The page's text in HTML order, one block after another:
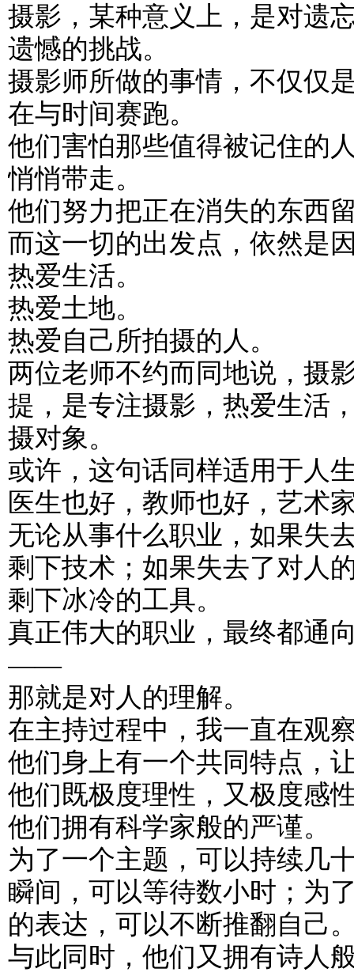
摄影，某种意义上，是对遗
遗憾的挑战。
摄影师所做的事情，不仅仅
在与时间赛跑。
他们害怕那些值得被记住的
悄悄带走。
他们努力把正在消失的东西
而这一切的出发点，依然是
热爱生活。
热爱土地。
热爱自己所拍摄的人。
两位老师不约而同地说，摄
提，是专注摄影，热爱生活
摄对象。
或许，这句话同样适用于人
医生也好，教师也好，艺术
无论从事什么职业，如果失
剩下技术；如果失去了对人
剩下冰冷的工具。
真正伟大的职业，最终都通
——
那就是对人的理解。
在主持过程中，我一直在观
他们身上有一个共同特点，
他们既极度理性，又极度感
他们拥有科学家般的严谨。
为了一个主题，可以持续几
瞬间，可以等待数小时；为
的表达，可以不断推翻自己
与此同时，他们又拥有诗人